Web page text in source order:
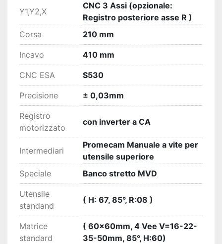
Y1,Y2,X
CNC 3 Assi (opzionale:
Registro posteriore asse R )
Corsa
210 mm
Incavo 410 mm
CNC ESA S530
Precisione ± 0,03mm
Registro
motorizzato
con inverter a CA
Intermediari
Promecam Manuale a vite per
utensile superiore
Speciale
Banco stretto MVD
Utensile
standand
( H: 67, 85°, R:08 )
Matrice
standard
( 60x60mm, 4 Vee V=16-22-
35-50mm, 85°, H:60)